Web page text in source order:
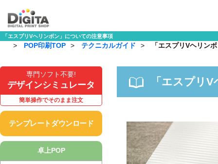
「エスプリVヘリンボン」についての注意事項
POP印刷TOP テクニカルガイド 「エスプリVヘリン
専門ソフト不要!
デザインシミュレータ
簡単操作でそのまま注文
テンプレートダウンロード
卓上POP
「エスプリ